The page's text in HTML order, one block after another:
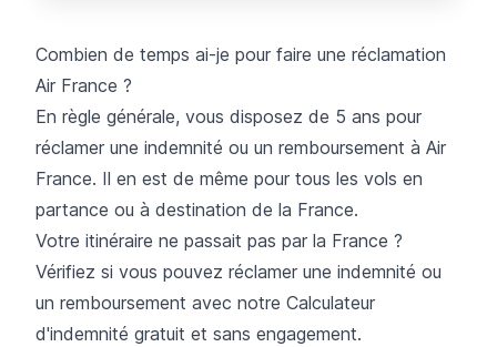
Combien de temps ai-je pour faire une réclamation
Air France ?
En règle générale, vous disposez de 5 ans pour
réclamer une indemnité ou un remboursement à Air
France. Il en est de même pour tous les vols en
partance ou à destination de la France.
Votre itinéraire ne passait pas par la France ?
Vérifiez si vous pouvez réclamer une indemnité ou
un remboursement avec notre Calculateur
d'indemnité gratuit et sans engagement.